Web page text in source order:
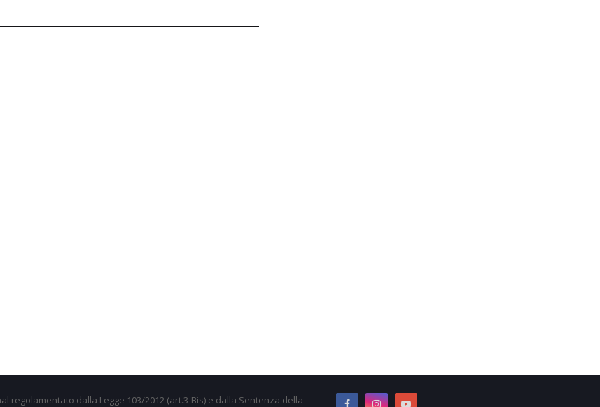
regolamentato dalla Legge 103/2012 (art.3-Bis) e dalla Sentenza della